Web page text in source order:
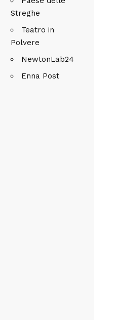
Streghe
Teatro in
Polvere
NewtonLab24
Enna Post